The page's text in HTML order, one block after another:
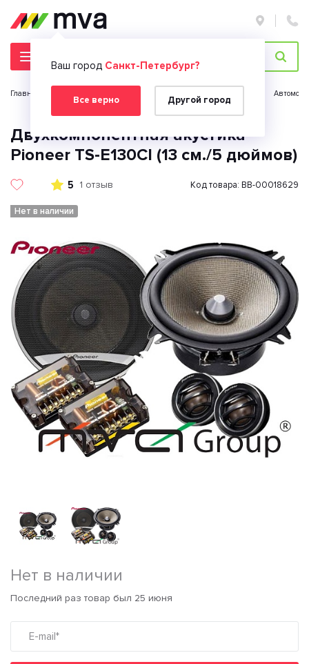
Ваш город Санкт-Петербург?
Все верно Другой город
Главная страница
Двухкомпонентная акустика
Pioneer TS-E130CI (13 см./5 дюймов)
5 1 отзыв Код товара: BB-00018629
Нет в наличии
Нет в наличии
Последний раз товар был 25 июня